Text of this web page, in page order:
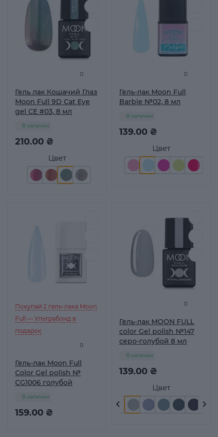
0
Гель лак Кошачий Глаз
Moon Full 9D Cat Eye
gel CE #03, 8 мл
Цвет
210.00 ₴
В наличии
0
Гель-лак Moon Full
Barbie №02, 8 мл
Цвет
139.00 ₴
В наличии
0
Покупай 2 гель-лака Moon
Full — Ультрабонд в
подарок
Гель-лак Moon Full
Color Gel polish №
CG1006 голубой
159.00 ₴
В наличии
0
Гель-лак MOON FULL
color Gel polish №147
серо-голубой 8 мл
Цвет
139.00 ₴
В наличии